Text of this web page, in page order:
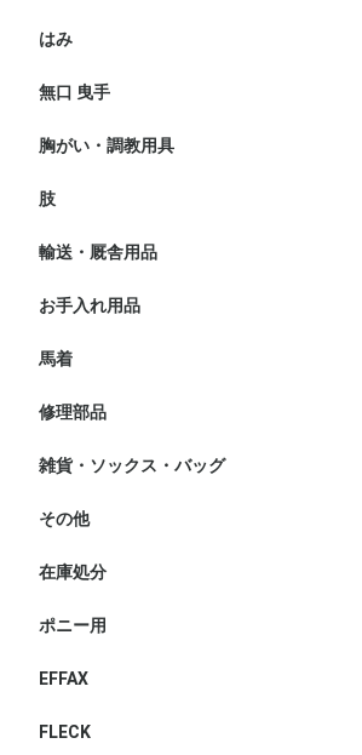
はみ
無口 曳手
胸がい・調教用具
肢
輸送・厩舎用品
お手入れ用品
馬着
修理部品
雑貨・ソックス・バッグ
その他
在庫処分
ポニー用
EFFAX
FLECK